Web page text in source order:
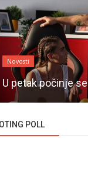
Novosti
U petak počinje
POLL